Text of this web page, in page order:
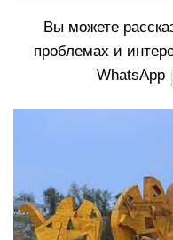
Вы можете
проблемах и
WhatsApp